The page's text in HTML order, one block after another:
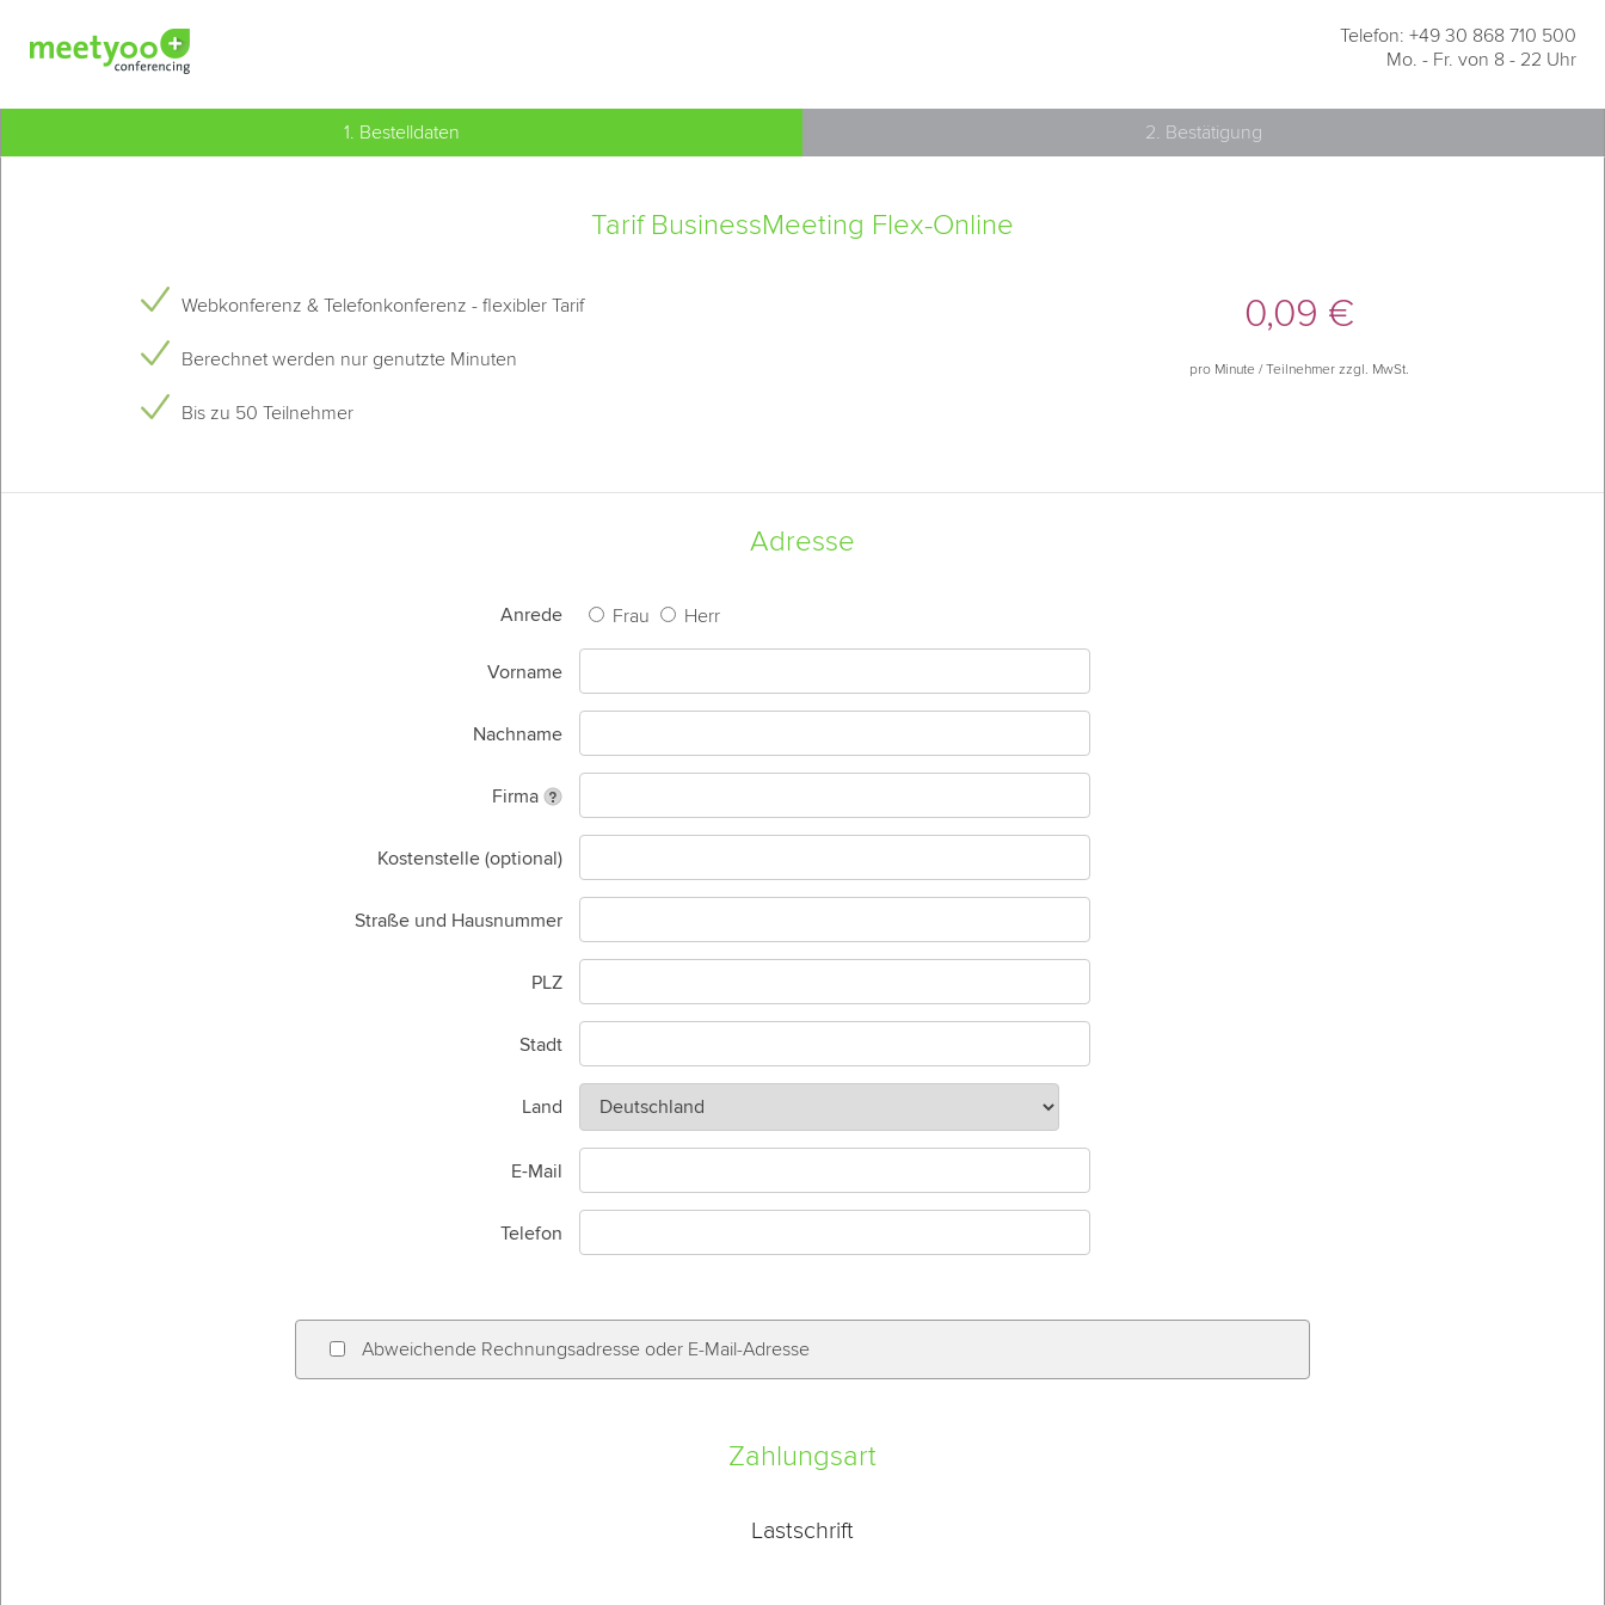
Telefon: +49 30 868 710 500
Mo. - Fr. von 8 - 22 Uhr
1. Bestelldaten 2. Bestätigung
Tarif BusinessMeeting Flex-Online
Webkonferenz & Telefonkonferenz - flexibler Tarif
Berechnet werden nur genutzte Minuten
Bis zu 50 Teilnehmer
0,09 €
pro Minute / Teilnehmer zzgl. MwSt.
Adresse
Anrede Frau Herr
Vorname
Nachname
Firma
Kostenstelle (optional)
Straße und Hausnummer
PLZ
Stadt
Land
E-Mail
Telefon
Abweichende Rechnungsadresse oder E-Mail-Adresse
Zahlungsart
Lastschrift